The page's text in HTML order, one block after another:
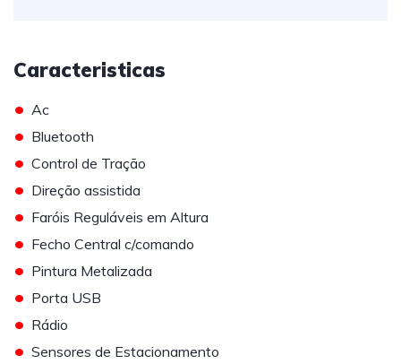
Caracteristicas
• Ac
• Bluetooth
• Control de Tração
• Direção assistida
• Faróis Reguláveis em Altura
• Fecho Central c/comando
• Pintura Metalizada
• Porta USB
• Rádio
• Sensores de Estacionamento